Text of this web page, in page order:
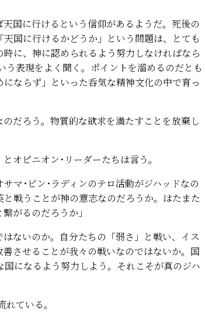
国に行けるという信仰があるようだ。死後の
国に行けるかどうか」という問題は、とても
に、神に認められるよう努力しなければなら
表現をよく聞く。ポイントを溜めるのだとも
ならず」といった呑気な精神文化の中で育っ
だろう。物質的な欲求を満たすことを放棄し
オピニオン･リーダーたちは言う。
マ･ビン･ラディンのテロ活動がジハッドなの
戦うことが神の意志なのだろうか。はたまた
がるのだろうか」
ないのか。自分たちの「弱さ」と戦い、イス
させることが我々の戦いなのではないか。国
になるよう努力しよう。それこそが真のジハ
ている。